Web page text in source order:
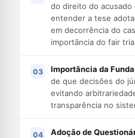
do direito do acusado
entender a tese
em decorrência do
importância do fair
Importância da
de que decisões do
evitando
transparência no
Adoção de